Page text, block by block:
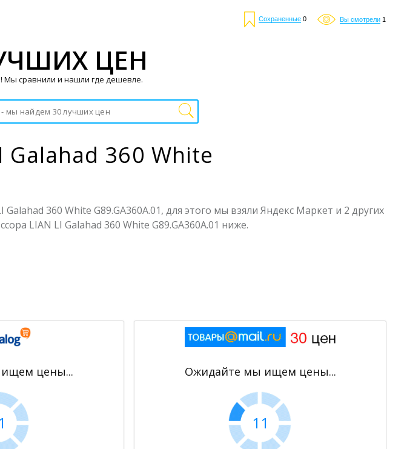
Сохраненные 0 Вы смотрели 1
360 White
360 White G89.GA360A.01, для этого мы взяли Яндекс Маркет и 2 других
LIAN LI Galahad 360 White G89.GA360A.01 ниже.
цены... Ожидайте мы ищем цены...
11
ЦЕН
Мы сравнили и нашли где дешевле.